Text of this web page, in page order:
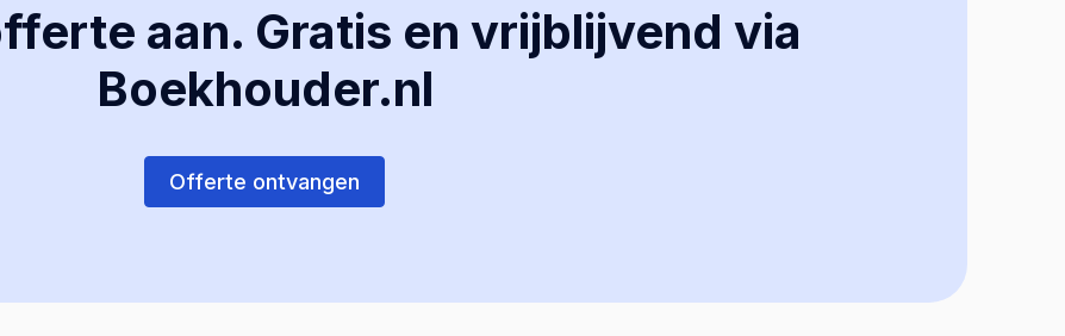
aan. Gratis en vrijblijvend via
Boekhouder.nl
Offerte ontvangen